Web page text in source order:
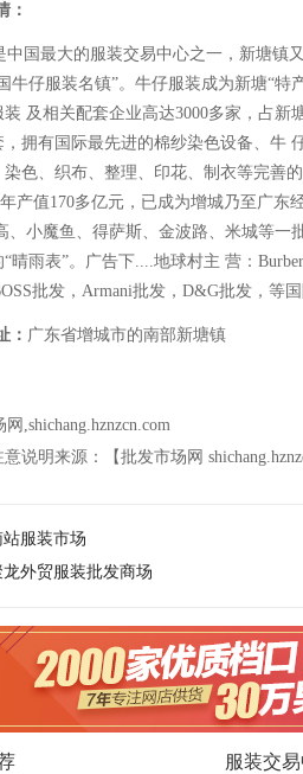
：
国最大的服装交易中心之一，新塘镇
牛仔服装名镇”。牛仔服装成为新塘“
装 及相关配套企业高达3000多家，占
，拥有国际最先进的棉纱染色设备、牛
染色、织布、整理、印花、制衣等完善
产值170多亿元，已成为增城乃至广东
、小魔鱼、得萨斯、金波路、米城等一
晴雨表”。广告下....地球村主 营：
批发，Armani批发，D&G批发，等
： 广东省增城市的南部新塘镇
,shichang.hznzcn.com
说明来源：【批发市场网
站服装市场
龙外贸服装批发商场
服装交